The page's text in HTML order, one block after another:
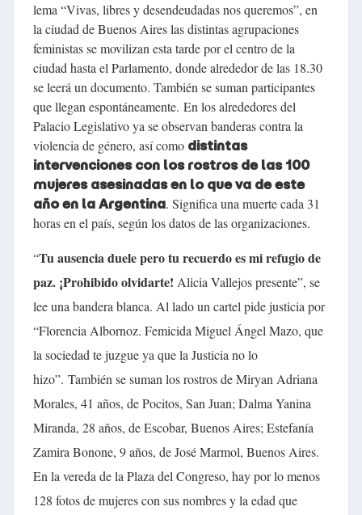
lema “Vivas, libres y desendeudadas nos queremos”, en
la ciudad de Buenos Aires las distintas agrupaciones
feministas se movilizan esta tarde por el centro de la
ciudad hasta el Parlamento, donde alrededor de las 18.30
se leerá un documento. También se suman participantes
que llegan espontáneamente. En los alrededores del
Palacio Legislativo ya se observan banderas contra la
violencia de género, así como distintas
intervenciones con los rostros de las 100
mujeres asesinadas en lo que va de este
año en la Argentina. Significa una muerte cada 31
horas en el país, según los datos de las organizaciones.
“Tu ausencia duele pero tu recuerdo es mi refugio de
paz. ¡Prohibido olvidarte! Alicia Vallejos presente”, se
lee una bandera blanca. Al lado un cartel pide justicia por
“Florencia Albornoz. Femicida Miguel Ángel Mazo, que
la sociedad te juzgue ya que la Justicia no lo
hizo”. También se suman los rostros de Miryan Adriana
Morales, 41 años, de Pocitos, San Juan; Dalma Yanina
Miranda, 28 años, de Escobar, Buenos Aires; Estefanía
Zamira Bonone, 9 años, de José Marmol, Buenos Aires.
En la vereda de la Plaza del Congreso, hay por lo menos
128 fotos de mujeres con sus nombres y la edad que